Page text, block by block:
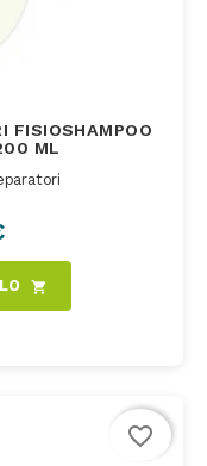
FISIOSHAMPOO
ML
shopping_cart
favorite_border